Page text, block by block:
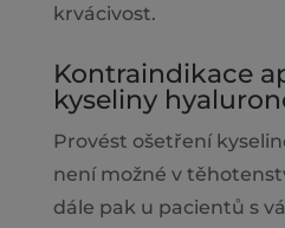
krvácivost.
Kontraindikace
kyseliny
Provést ošetření
není možné v
dále pak u pacientů s